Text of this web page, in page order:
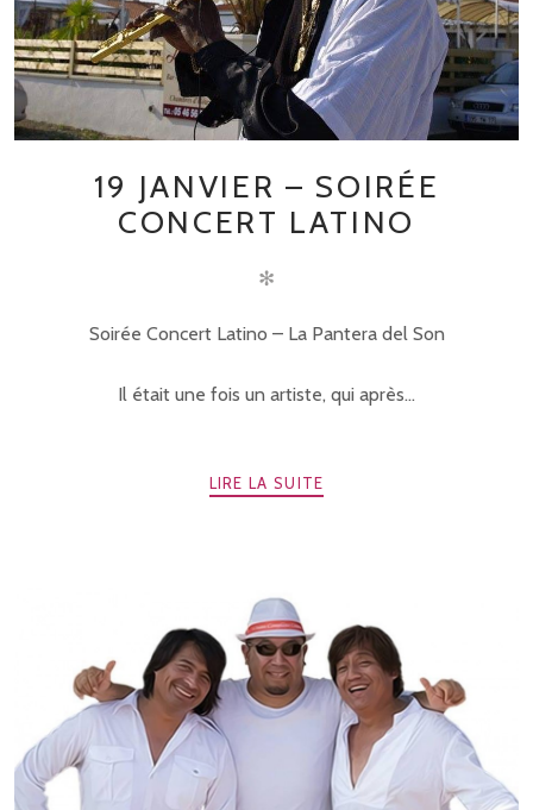
19 JANVIER – SOIRÉE
CONCERT LATINO
✻
Soirée Concert Latino – La Pantera del Son
Il était une fois un artiste, qui après...
LIRE LA SUITE